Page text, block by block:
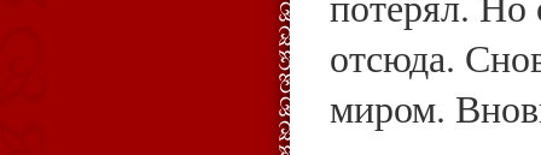
отсюда.
миром.